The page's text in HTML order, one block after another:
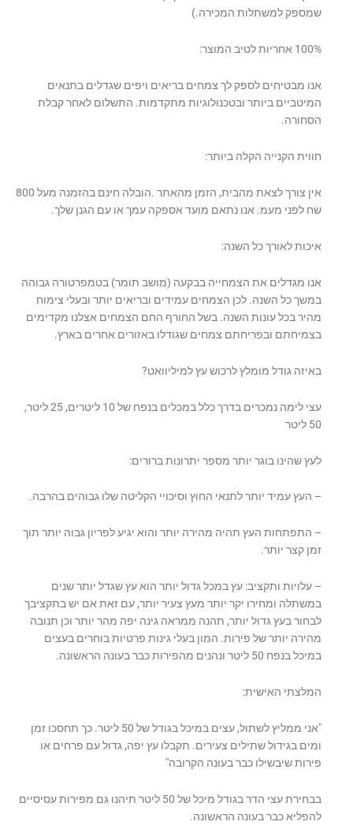
שמספק למשתלות המכירה.)
100% אחריות לטיב המוצר:
אנו מבטיחים לספק לך צמחים בריאים ויפים שגדלים בתנאים
המיטביים ביותר ובטכנולוגיות מתקדמות. התשלום לאחר קבלת
הסחורה.
חווית הקנייה הקלה ביותר:
אין צורך לצאת מהבית, הזמן מהאתר .הובלה חינם בהזמנה מעל 800
שח לפני מעמ. אנו נתאם מועד אספקה עמך או עם הגנן שלך.
איכות לאורך כל השנה:
אנו מגדלים את הצמחייה בבקעה (מושב תומר) בטמפרטורה גבוהה
במשך כל השנה. לכן הצמחים עמידים ובריאים יותר ובעלי צימוח
מהיר בכל עונות השנה. בשל החורף החם הצמחים אצלנו מקדימים
בצמיחתם ובפריחתם צמחים שגודלו באזורים אחרים בארץ.
באיזה גודל מומלץ לרכוש עץ למיליוואט?
עצי לימה נמכרים בדרך כלל במכלים בנפח של 10 ליטרים, 25 ליטר,
50 ליטר
לעץ שהינו בוגר יותר מספר יתרונות ברורים:
– העץ עמיד יותר לתנאי החוץ וסיכויי הקליטה שלו גבוהים בהרבה.
– התפתחות העץ תהיה מהירה יותר והוא יגיע לפריון גבוה יותר תוך
זמן קצר יותר.
– עלויות ותקציב: עץ במכל גדול יותר הוא עץ שגדל יותר שנים
במשתלה ומחירו יקר יותר מעץ צעיר יותר, עם זאת אם יש בתקציבך
לבחור בעץ גדול יותר, תהנה ממראה גינה יפה מהר יותר וכן תנובה
מהירה יותר של פירות. המון בעלי גינות פרטיות בוחרים בעצים
במיכל בנפח 50 ליטר ונהנים מהפירות כבר בעונה הראשונה.
המלצתי האישית:
"אני ממליץ לשתול, עצים במיכל בגודל של 50 ליטר. כך תחסכו זמן
ומים בגידול שתילים צעירים. תקבלו עץ יפה, גדול עם פרחים או
פירות שיבשילו כבר בעונה הקרובה"
בבחירת עצי הדר בגודל מיכל של 50 ליטר תיהנו גם מפירות עסיסיים
להפליא כבר בעונה הראשונה.